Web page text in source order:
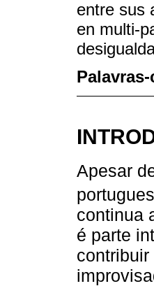
entre sus
en multi-
Apesar
continua
é parte